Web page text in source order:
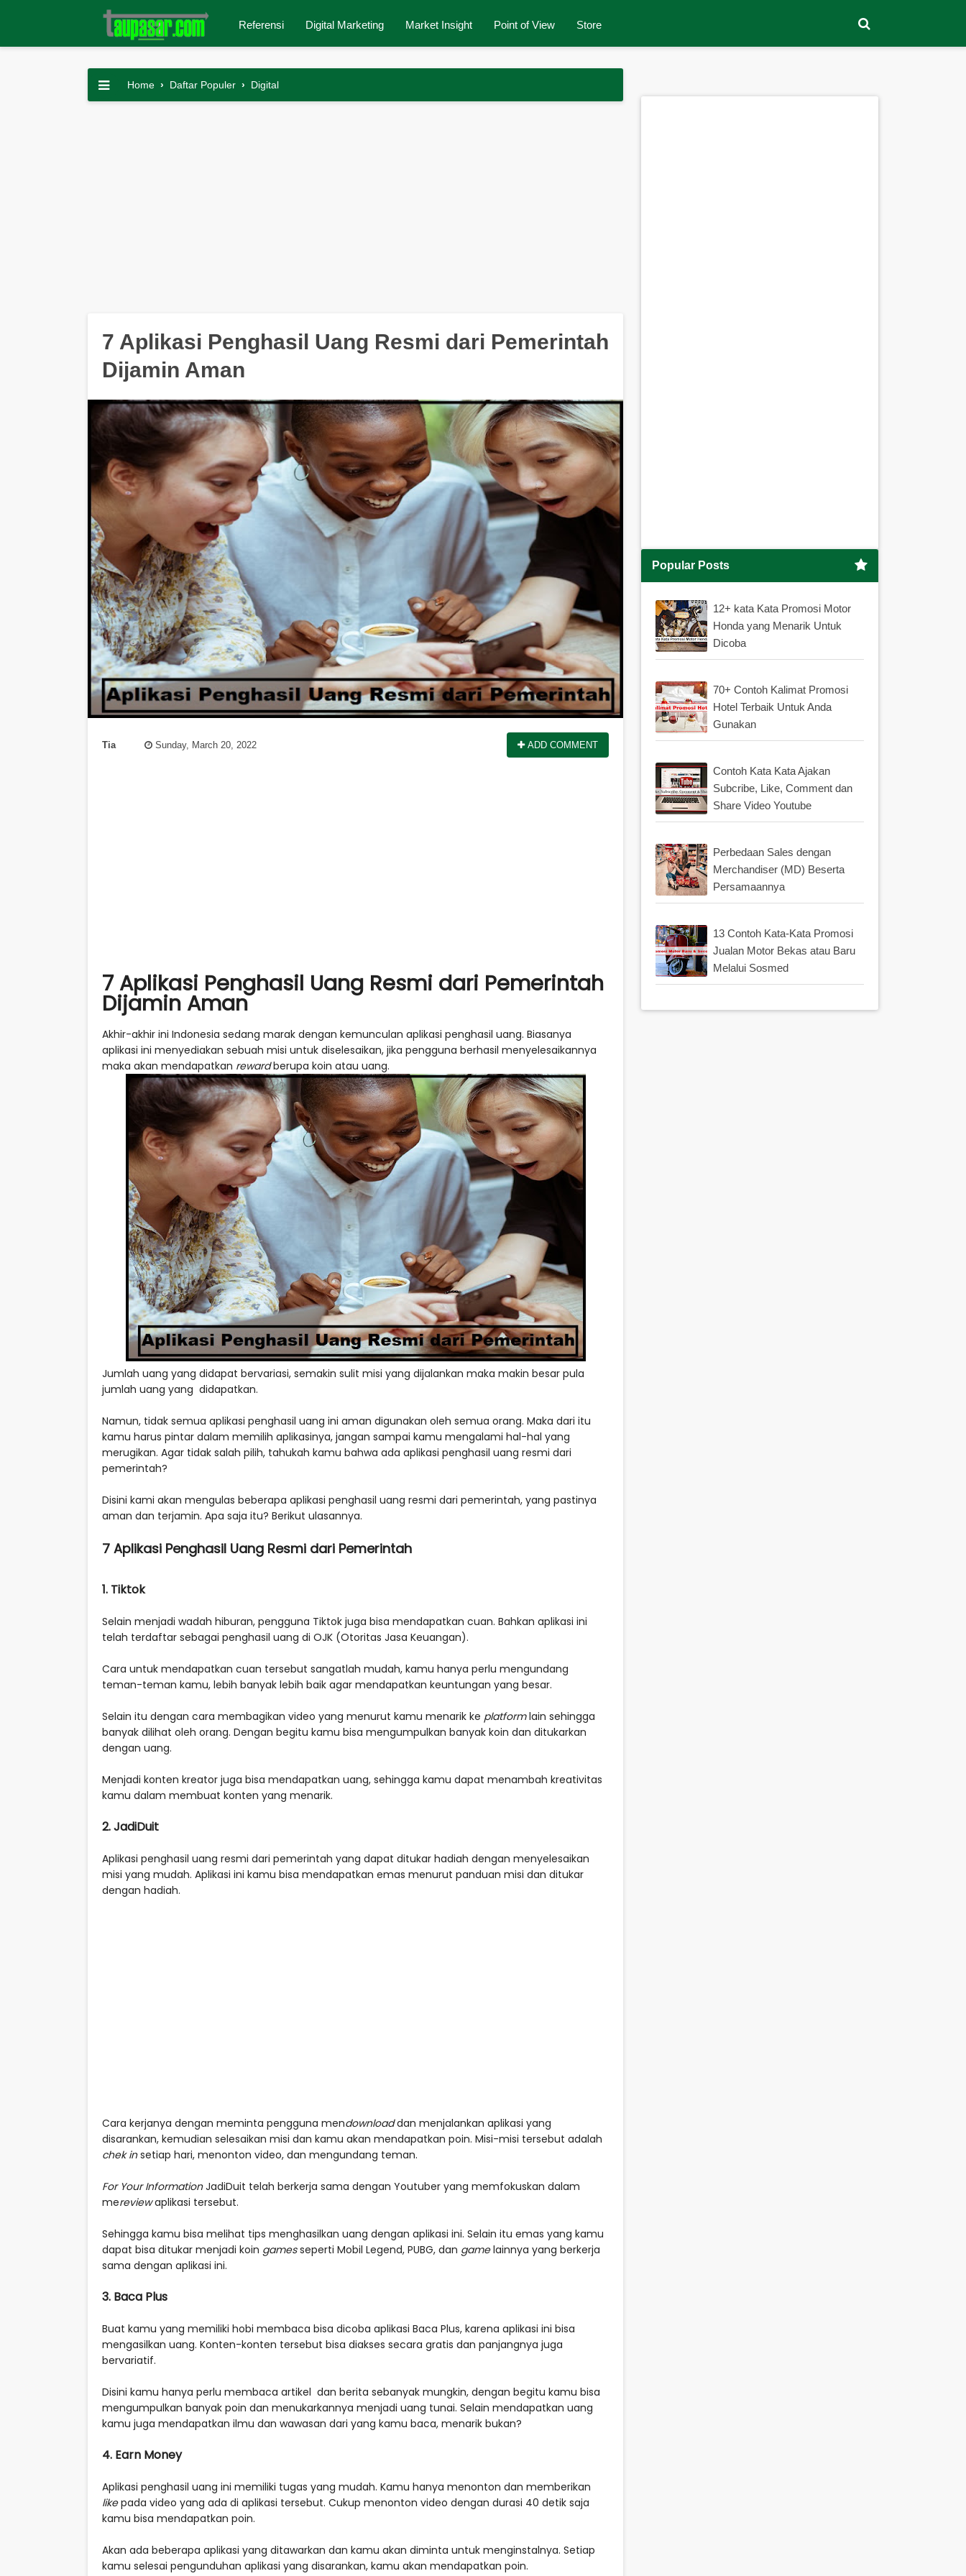
Referensi Digital Marketing Market Insight Point of View Store
Home › Daftar Populer › Digital
7 Aplikasi Penghasil Uang Resmi dari Pemerintah
Dijamin Aman
Tia Sunday, March 20, 2022 ADD COMMENT
7 Aplikasi Penghasil Uang Resmi dari Pemerintah
Dijamin Aman
Akhir-akhir ini Indonesia sedang marak dengan kemunculan aplikasi penghasil uang. Biasanya
aplikasi ini menyediakan sebuah misi untuk diselesaikan, jika pengguna berhasil menyelesaikannya
maka akan mendapatkan rewardberupa koin atau uang.
Jumlah uang yang didapat bervariasi, semakin sulit misi yang dijalankan maka makin besar pula
jumlah uang yang didapatkan.
Namun, tidak semua aplikasi penghasil uang ini aman digunakan oleh semua orang. Maka dari itu
kamu harus pintar dalam memilih aplikasinya, jangan sampai kamu mengalami hal-hal yang
merugikan. Agar tidak salah pilih, tahukah kamu bahwa ada aplikasi penghasil uang resmi dari
pemerintah?
Disini kami akan mengulas beberapa aplikasi penghasil uang resmi dari pemerintah, yang pastinya
aman dan terjamin. Apa saja itu? Berikut ulasannya.
7 Aplikasi Penghasil Uang Resmi dari Pemerintah
1. Tiktok
Selain menjadi wadah hiburan, pengguna Tiktok juga bisa mendapatkan cuan. Bahkan aplikasi ini
telah terdaftar sebagai penghasil uang di OJK (Otoritas Jasa Keuangan).
Cara untuk mendapatkan cuan tersebut sangatlah mudah, kamu hanya perlu mengundang
teman-teman kamu, lebih banyak lebih baik agar mendapatkan keuntungan yang besar.
Selain itu dengan cara membagikan video yang menurut kamu menarik ke platformlain sehingga
banyak dilihat oleh orang. Dengan begitu kamu bisa mengumpulkan banyak koin dan ditukarkan
dengan uang.
Menjadi konten kreator juga bisa mendapatkan uang, sehingga kamu dapat menambah kreativitas
kamu dalam membuat konten yang menarik.
2. JadiDuit
Aplikasi penghasil uang resmi dari pemerintah yang dapat ditukar hadiah dengan menyelesaikan
misi yang mudah. Aplikasi ini kamu bisa mendapatkan emas menurut panduan misi dan ditukar
dengan hadiah.
Cara kerjanya dengan meminta pengguna mendownloaddan menjalankan aplikasi yang
disarankan, kemudian selesaikan misi dan kamu akan mendapatkan poin. Misi-misi tersebut adalah
chek insetiap hari, menonton video, dan mengundang teman.
For Your InformationJadiDuit telah berkerja sama dengan Youtuber yang memfokuskan dalam
mereviewaplikasi tersebut.
Sehingga kamu bisa melihat tips menghasilkan uang dengan aplikasi ini. Selain itu emas yang kamu
dapat bisa ditukar menjadi koin gamesseperti Mobil Legend, PUBG, dan gamelainnya yang berkerja
sama dengan aplikasi ini.
3. Baca Plus
Buat kamu yang memiliki hobi membaca bisa dicoba aplikasi Baca Plus, karena aplikasi ini bisa
mengasilkan uang. Konten-konten tersebut bisa diakses secara gratis dan panjangnya juga
bervariatif.
Disini kamu hanya perlu membaca artikel dan berita sebanyak mungkin, dengan begitu kamu bisa
mengumpulkan banyak poin dan menukarkannya menjadi uang tunai. Selain mendapatkan uang
kamu juga mendapatkan ilmu dan wawasan dari yang kamu baca, menarik bukan?
4. Earn Money
Aplikasi penghasil uang ini memiliki tugas yang mudah. Kamu hanya menonton dan memberikan
likepada video yang ada di aplikasi tersebut. Cukup menonton video dengan durasi 40 detik saja
kamu bisa mendapatkan poin.
Akan ada beberapa aplikasi yang ditawarkan dan kamu akan diminta untuk menginstalnya. Setiap
kamu selesai pengunduhan aplikasi yang disarankan, kamu akan mendapatkan poin.
Popular Posts
12+ kata Kata Promosi Motor
Honda yang Menarik Untuk
Dicoba
70+ Contoh Kalimat Promosi
Hotel Terbaik Untuk Anda
Gunakan
Contoh Kata Kata Ajakan
Subcribe, Like, Comment dan
Share Video Youtube
Perbedaan Sales dengan
Merchandiser (MD) Beserta
Persamaannya
13 Contoh Kata-Kata Promosi
Jualan Motor Bekas atau Baru
Melalui Sosmed